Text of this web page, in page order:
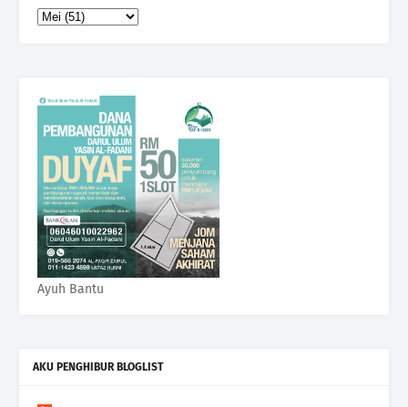
Ayuh Bantu
AKU PENGHIBUR BLOGLIST